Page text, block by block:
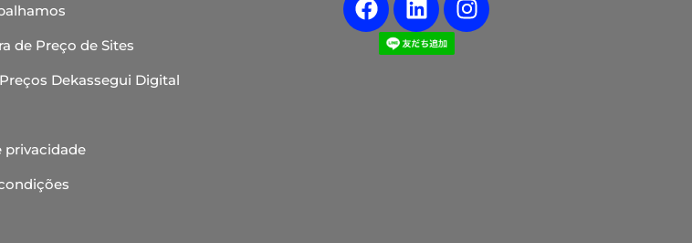
de Preço de Sites
Dekassegui Digital
privacidade